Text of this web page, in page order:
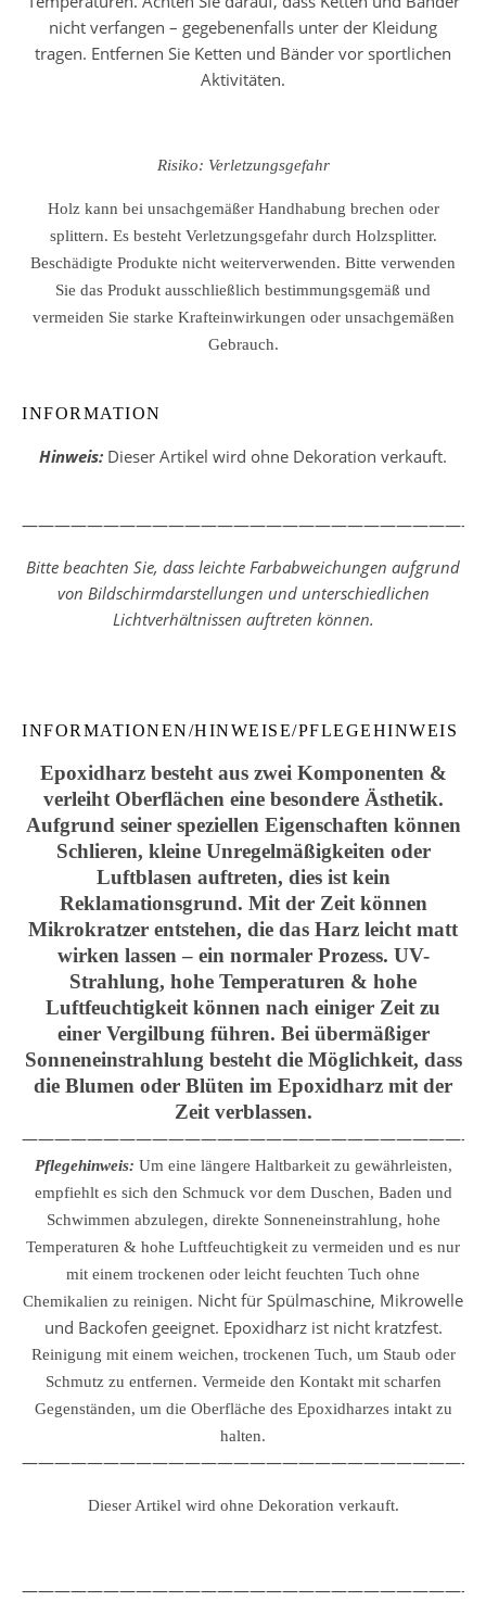
nicht verfangen – gegebenenfalls unter der Kleidung
tragen. Entfernen Sie Ketten und Bänder vor sportlichen
Aktivitäten.
Risiko: Verletzungsgefahr
Holz kann bei unsachgemäßer Handhabung brechen oder
splittern. Es besteht Verletzungsgefahr durch Holzsplitter.
Beschädigte Produkte nicht weiterverwenden. Bitte verwenden
Sie das Produkt ausschließlich bestimmungsgemäß und
vermeiden Sie starke Krafteinwirkungen oder unsachgemäßen
Gebrauch.
INFORMATION
Hinweis: Dieser Artikel wird ohne Dekoration verkauft.
Bitte beachten Sie, dass leichte Farbabweichungen aufgrund
von Bildschirmdarstellungen und unterschiedlichen
Lichtverhältnissen auftreten können.
INFORMATIONEN/HINWEISE/PFLEGEHINWEIS
Epoxidharz besteht aus zwei Komponenten &
verleiht Oberflächen eine besondere Ästhetik.
Aufgrund seiner speziellen Eigenschaften können
Schlieren, kleine Unregelmäßigkeiten oder
Luftblasen auftreten, dies ist kein
Reklamationsgrund. Mit der Zeit können
Mikrokratzer entstehen, die das Harz leicht matt
wirken lassen – ein normaler Prozess. UV-
Strahlung, hohe Temperaturen & hohe
Luftfeuchtigkeit können nach einiger Zeit zu
einer Vergilbung führen. Bei übermäßiger
Sonneneinstrahlung besteht die Möglichkeit, dass
die Blumen oder Blüten im Epoxidharz mit der
Zeit verblassen.
Pflegehinweis: Um eine längere Haltbarkeit zu gewährleisten,
empfiehlt es sich den Schmuck vor dem Duschen, Baden und
Schwimmen abzulegen, direkte Sonneneinstrahlung, hohe
Temperaturen & hohe Luftfeuchtigkeit zu vermeiden und es nur
mit einem trockenen oder leicht feuchten Tuch ohne
Chemikalien zu reinigen. Nicht für Spülmaschine, Mikrowelle
und Backofen geeignet. Epoxidharz ist nicht kratzfest.
Reinigung mit einem weichen, trockenen Tuch, um Staub oder
Schmutz zu entfernen. Vermeide den Kontakt mit scharfen
Gegenständen, um die Oberfläche des Epoxidharzes intakt zu
halten.
Dieser Artikel wird ohne Dekoration verkauft.